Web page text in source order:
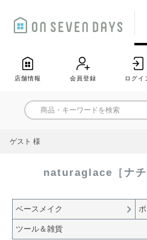
店舗情報 会員登録 ログイ
ゲスト 様
naturaglace［ナチ
ベースメイク
ツール＆雑貨